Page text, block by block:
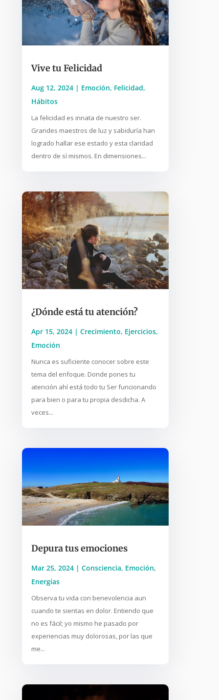
Vive tu Felicidad
Aug 12, 2024| Emoción, Felicidad,
Hábitos
La felicidad es innata de nuestro ser.
Grandes maestros de luz y sabiduría han
logrado hallar ese estado y esta claridad
dentro de sí mismos. En dimensiones...
¿Dónde está tu atención?
Apr 15, 2024| Crecimiento, Ejercicios,
Emoción
Nunca es suficiente conocer sobre este
tema del enfoque. Donde pones tu
atención ahí está todo tu Ser funcionando
para bien o para tu propia desdicha. A
veces...
Depura tus emociones
Mar 25, 2024| Consciencia, Emoción,
Energías
Observa tu vida con benevolencia aun
cuando te sientas en dolor. Entiendo que
no es fácil; yo mismo he pasado por
experiencias muy dolorosas, por las que
me...